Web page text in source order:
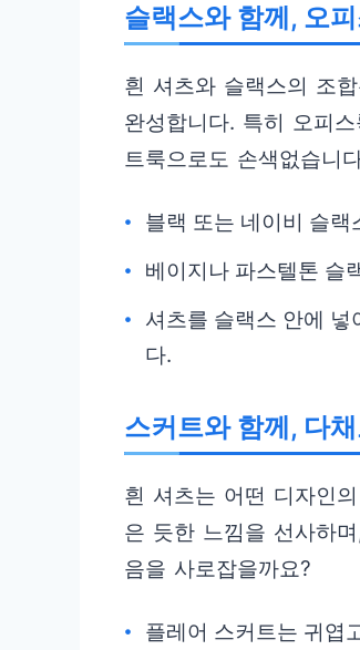
슬랙스와 함께, 오
흰 셔츠와 슬랙스의 조
완성합니다. 특히 오피
트룩으로도 손색없습니
블랙 또는 네이비 슬
베이지나 파스텔톤 슬
셔츠를 슬랙스 안에
다.
스커트와 함께, 다
흰 셔츠는 어떤 디자인
은 듯한 느낌을 선사하
음을 사로잡을까요?
플레어 스커트는 귀엽